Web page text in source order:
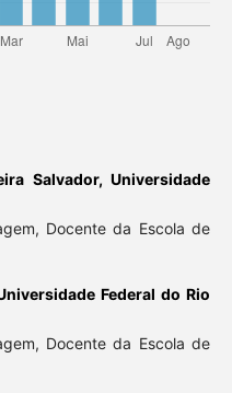
Salvador,Universidade
Docente da Escola de
Federal do Rio
Docente da Escola de